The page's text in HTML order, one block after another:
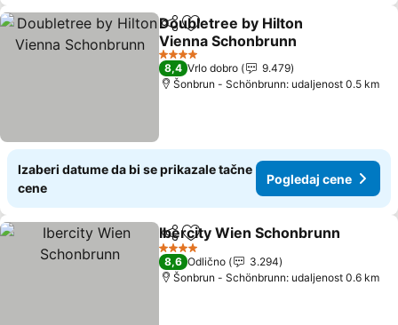
Deli Dodati u favorite
Doubletree by Hilton
Vienna Schonbrunn
4 Zvezdice
8,4 Vrlo dobro
9.479
Šonbrun - Schönbrunn: udaljenost 0.5 km
Izaberi datume da bi se prikazale tačne
cene
Pogledaj cene
Deli Dodati u favorite
Ibercity Wien Schonbrunn
4 Zvezdice
8,6 Odlično
3.294
Šonbrun - Schönbrunn: udaljenost 0.6 km